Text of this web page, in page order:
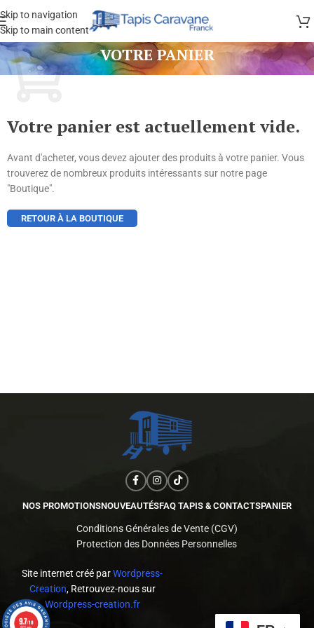
Skip to navigation
Skip to main content
VOTRE PANIER
Votre panier est actuellement vide.
Avant d'acheter, vous devez ajouter des produits à votre panier. Vous
trouverez de nombreux produits intéressants sur notre page
"Boutique".
RETOUR À LA BOUTIQUE
NOS PROMOTIONSNOUVEAUTÉSFAQ TAPIS & CONTACTSPANIER
Conditions Générales de Vente (CGV)
Protection des Données Personnelles
Site internet créé parWordpress-
Creation, Retrouvez-nous sur
Wordpress-creation.fr
9.7/10